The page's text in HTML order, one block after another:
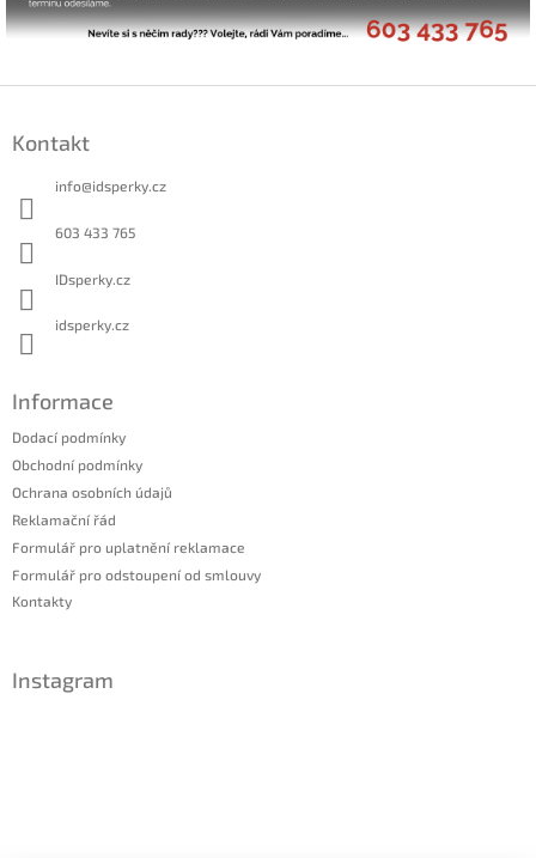
Kontakt
info@idsperky.cz
603 433 765
IDsperky.cz
idsperky.cz
Informace
Dodací podmínky
Obchodní podmínky
Ochrana osobních údajů
Reklamační řád
Formulář pro uplatnění reklamace
Formulář pro odstoupení od smlouvy
Kontakty
Instagram